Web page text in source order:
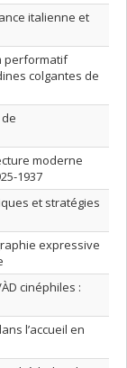
italienne et
performatif
colgantes de
moderne
1937
et stratégies
expressive
cinéphiles :
l’accueil en